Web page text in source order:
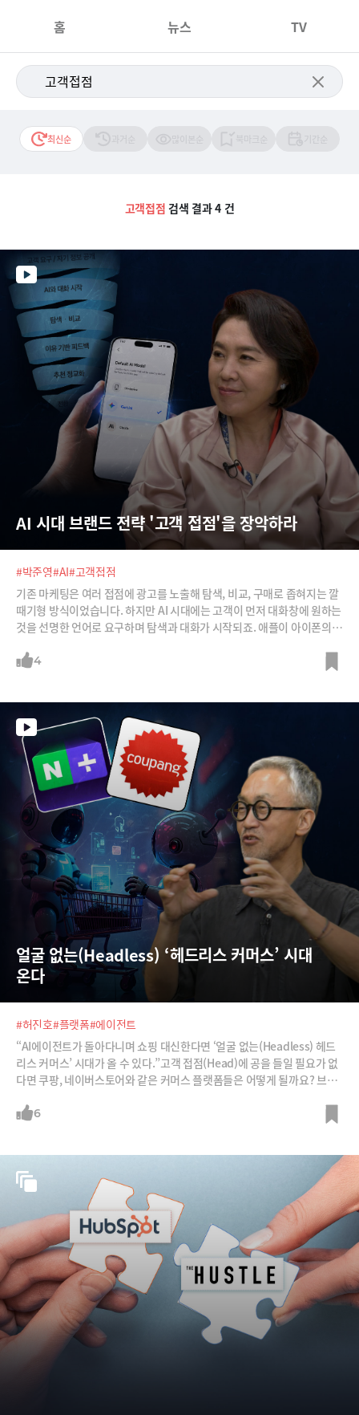
홈 뉴스 TV
최신순
고객접점 검색 결과 4 건
AI 시대 브랜드 전략 '고객 접점'을 장악하라
#박준영#AI#고객접점
기존 마케팅은 여러 접점에 광고를 노출해 탐색, 비교, 구매로 좁혀지는 깔
때기형 방식이었습니다. 하지만 AI 시대에는 고객이 먼저 대화창에 원하는
것을 선명한 언어로 요구하며 탐색과 대화가 시작되죠. 애플이 아이폰의
자와 만나는 핵심 접점을 장악하겠다는 전략입니다.그렇다면 완전히 뒤바
4
얼굴 없는(Headless) ‘헤드리스 커머스’ 시대
온다
#허진호#플랫폼#에이전트
“AI에이전트가 돌아다니며 쇼핑 대신한다면 ‘얼굴 없는(Headless) 헤드
리스 커머스’ 시대가 올 수 있다.”고객 접점(Head)에 공을 들일 필요가 없
다면 쿠팡, 네이버스토어와 같은 커머스 플랫폼들은 어떻게 될까요? 브랜
다.※ 허진호 박사가 또 하나 던진 질문 : “몇 년안에 리니지 같은 게임을 누
6